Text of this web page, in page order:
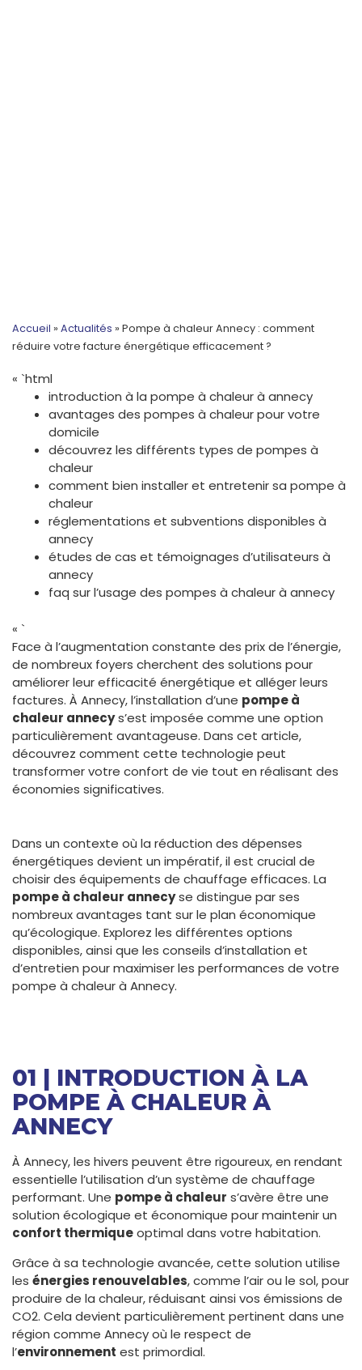
Accueil » Actualités » Pompe à chaleur Annecy : comment
réduire votre facture énergétique efficacement ?
« `html
introduction à la pompe à chaleur à annecy
avantages des pompes à chaleur pour votre
domicile
découvrez les différents types de pompes à
chaleur
comment bien installer et entretenir sa pompe à
chaleur
réglementations et subventions disponibles à
annecy
études de cas et témoignages d’utilisateurs à
annecy
faq sur l’usage des pompes à chaleur à annecy
« `
Face à l’augmentation constante des prix de l’énergie,
de nombreux foyers cherchent des solutions pour
améliorer leur efficacité énergétique et alléger leurs
factures. À Annecy, l’installation d’une pompe à
chaleur annecys’est imposée comme une option
particulièrement avantageuse. Dans cet article,
découvrez comment cette technologie peut
transformer votre confort de vie tout en réalisant des
économies significatives.
Dans un contexte où la réduction des dépenses
énergétiques devient un impératif, il est crucial de
choisir des équipements de chauffage efficaces. La
pompe à chaleur annecyse distingue par ses
nombreux avantages tant sur le plan économique
qu’écologique. Explorez les différentes options
disponibles, ainsi que les conseils d’installation et
d’entretien pour maximiser les performances de votre
pompe à chaleur à Annecy.
01 | INTRODUCTION À LA
POMPE À CHALEUR À
ANNECY
À Annecy, les hivers peuvent être rigoureux, en rendant
essentielle l’utilisation d’un système de chauffage
performant. Une pompe à chaleur s’avère être une
solution écologique et économique pour maintenir un
confort thermiqueoptimal dans votre habitation.
Grâce à sa technologie avancée, cette solution utilise
les énergies renouvelables, comme l’air ou le sol, pour
produire de la chaleur, réduisant ainsi vos émissions de
CO2. Cela devient particulièrement pertinent dans une
région comme Annecy où le respect de
l’environnement est primordial.